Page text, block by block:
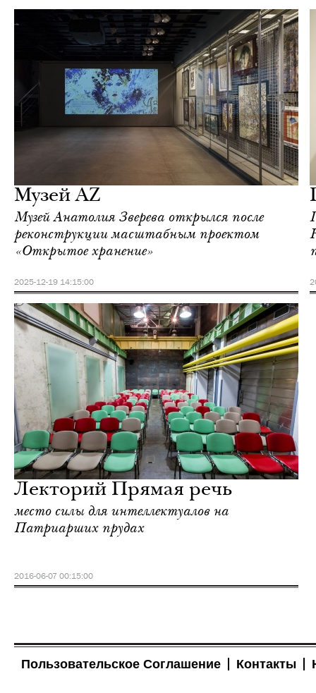
Музей AZ
Музей Анатолия Зверева открылся после
реконструкции масштабным проектом
«Открытое хранение»
2025-12-19 14:15:00
Лекторий Прямая речь
место силы для интеллектуалов на
Патриарших прудах
2016-06-07 00:15:00
Пользовательское Соглашение Контакты